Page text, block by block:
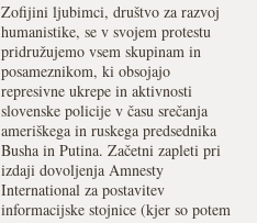
Zofijini ljubimci, društvo za razvoj
humanistike, se v svojem protestu
pridružujemo vsem skupinam in
posameznikom, ki obsojajo
represivne ukrepe in aktivnosti
slovenske policije v času srečanja
ameriškega in ruskega predsednika
Busha in Putina. Začetni zapleti pri
izdaji dovoljenja Amnesty
International za postavitev
informacijske stojnice (kjer so potem